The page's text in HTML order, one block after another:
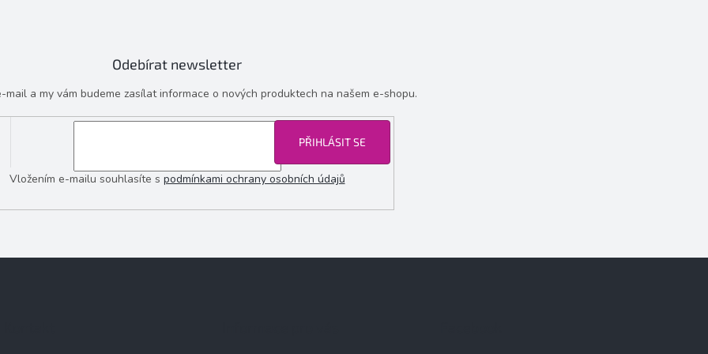
Odebírat newsletter
mail a my vám budeme zasílat informace o nových produktech na našem e-shopu.
Vložením e-mailu souhlasíte s podmínkami ochrany osobních údajů
PŘIHLÁSIT SE